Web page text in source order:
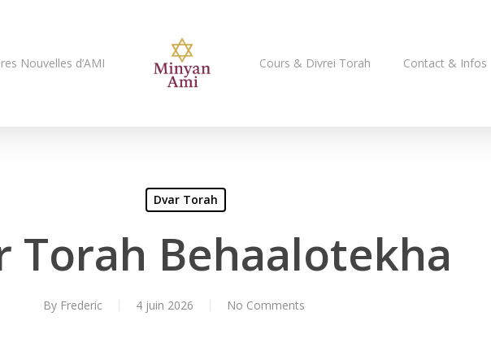
Nouvelles d’AMI Cours & Divrei Torah Contact & Infos
Dvar Torah
Torah Behaalotekha
By Frederic 4 juin 2026 No Comments